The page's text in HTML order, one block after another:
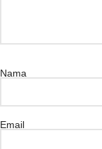
Nama
Email